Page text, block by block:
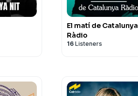
El matí de Catalunya
Ràdio
16 Listeners